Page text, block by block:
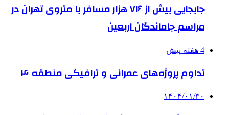
جابجایی بیش از ۷۱۶ هزار مسافر با متروی تهران در
مراسم جاماندگان اربعین
4 هفته پیش
تداوم پروژه‌های عمرانی و ترافیکی منطقه ۴
۱۴۰۴/۰۱/۳۰